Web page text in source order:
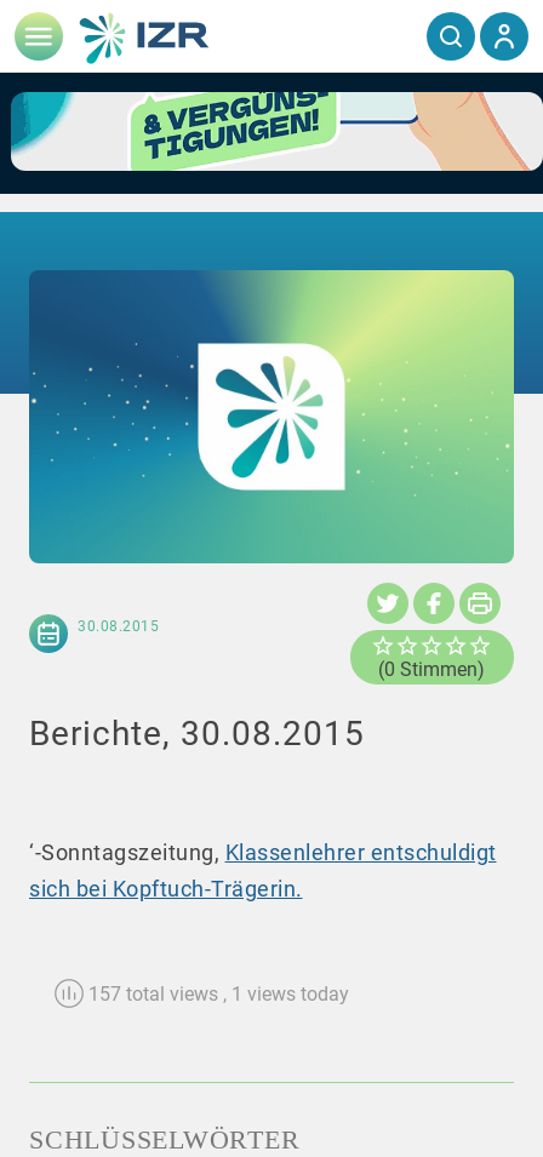
30.08.2015
(0 Stimmen)
Berichte, 30.08.2015
‘-Sonntagszeitung, Klassenlehrer entschuldigt
sich bei Kopftuch-Trägerin.
157 total views , 1 views today
SCHLÜSSELWÖRTER